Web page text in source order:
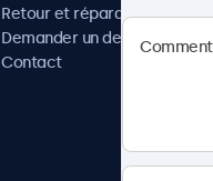
Retour et réparation
Demander un devis
Contact